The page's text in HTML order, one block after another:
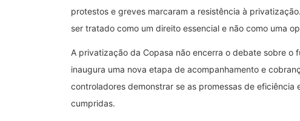
protestos e greves marcaram a resistência à
ser tratado como um direito essencial e não como uma
A privatização da Copasa não encerra o debate sobre o
inaugura uma nova etapa de acompanhamento e
controladores demonstrar se as promessas de
cumpridas.